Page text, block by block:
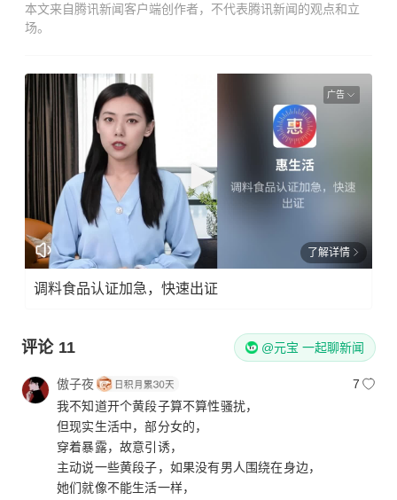
本文来自腾讯新闻客户端创作者，不代表腾讯新闻的观点和立
场。
广告
了解详情
调料食品认证加急，快速出证
评论 11 @元宝 一起聊新闻
傲子夜
7
我不知道开个黄段子算不算性骚扰，
但现实生活中，部分女的，
穿着暴露，故意引诱，
主动说一些黄段子，如果没有男人围绕在身边，
她们就像不能生活一样，